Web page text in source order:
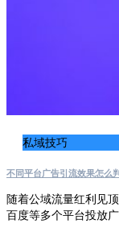
私域技巧
不同平台广告引流效果怎么
随着公域流量红利见
百度等多个平台投放